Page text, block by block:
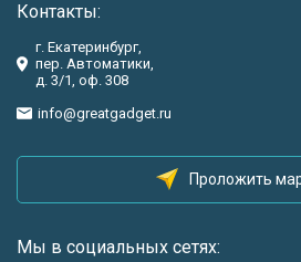
Контакты:
г. Екатеринбург,
пер. Автоматики,
д. 3/1, оф. 308
info@greatgadget.ru
Проложить
Мы в социальных сетях: